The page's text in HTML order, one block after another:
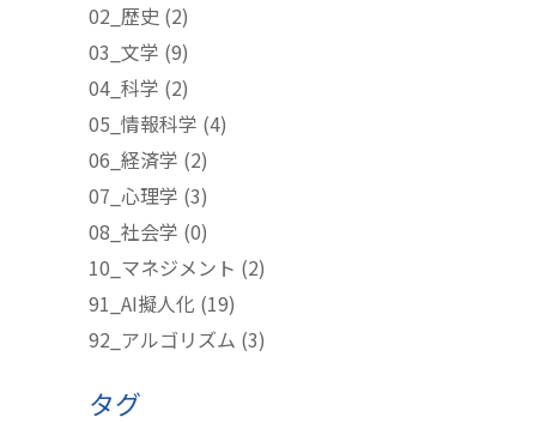
02_歴史 (2)
03_文学 (9)
04_科学 (2)
05_情報科学 (4)
06_経済学 (2)
07_心理学 (3)
08_社会学 (0)
10_マネジメント (2)
91_AI擬人化 (19)
92_アルゴリズム (3)
タグ